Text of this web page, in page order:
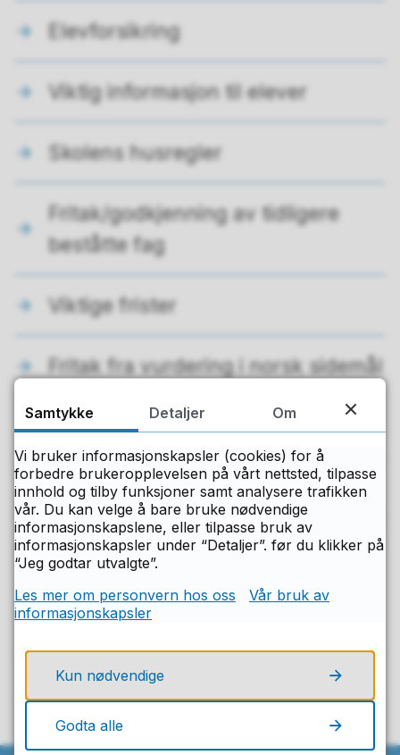
Elevforsikring
Viktig informasjon til elever
Skolens husregler
Fritak/godkjenning av tidligere
beståtte fag
Viktige frister
Fritak fra vurdering i norsk sidemål
Fritak fra vurdering i kroppsøving
Individuelt tilpasset løp
Fant du det du lette etter på denne
Ja
Samtykke Detaljer Om
Vi bruker informasjonskapsler (cookies) for å
forbedre brukeropplevelsen på vårt nettsted, tilpasse
innhold og tilby funksjoner samt analysere trafikken
vår. Du kan velge å bare bruke nødvendige
informasjonskapslene, eller tilpasse bruk av
informasjonskapsler under “Detaljer”. før du klikker på
“Jeg godtar utvalgte”.
Les mer om personvern hos oss
Vår bruk av
informasjonskapsler
Kun nødvendige
Godta alle